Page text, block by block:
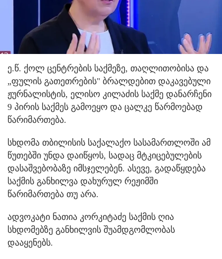
ე.წ. ქოლ ცენტრების საქმეზე, თაღლითობისა და
„ფულის გათეთრების" ბრალდებით დაკავებული
ჟურნალისტის, ელისო კილაძის საქმე დანარჩენი
9 პირის საქმეს გამოეყო და ცალკე წარმოებად
წარიმართება.
სხდომა თბილისის საქალაქო სასამართლოში ამ
წუთებში უნდა დაიწყოს, სადაც მტკიცებულების
დასაშვებობაზე იმსჯელებენ. ასევე, გადაწყდება
საქმის განხილვა დახურულ რეჟიმში
წარიმართება თუ არა.
ადვოკატი ნათია კორკიტაძე საქმის ღია
სხდომებზე განხილვის შუამდგომლობას
დააყენებს.